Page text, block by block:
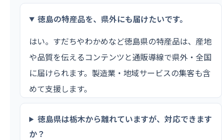
徳島の特産品を、県外にも届けたいです。
はい。すだちやわかめなど徳島県の特産品は、産地
や品質を伝えるコンテンツと通販導線で県外・全国
に届けられます。製造業・地域サービスの集客も含
めて支援します。
徳島県は栃木から離れていますが、対応できます
か？